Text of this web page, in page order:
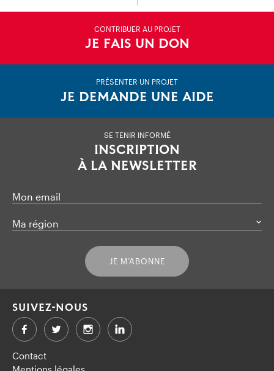
CONTRIBUER AU PROJET
JE FAIS UN DON
PRÉSENTER UN PROJET
JE DEMANDE UNE AIDE
SE TENIR INFORMÉ
INSCRIPTION
À LA NEWSLETTER
Mon email
Ma région
JE M’ABONNE
Contact
SUIVEZ-NOUS
FacebookTwitter LinkedIn